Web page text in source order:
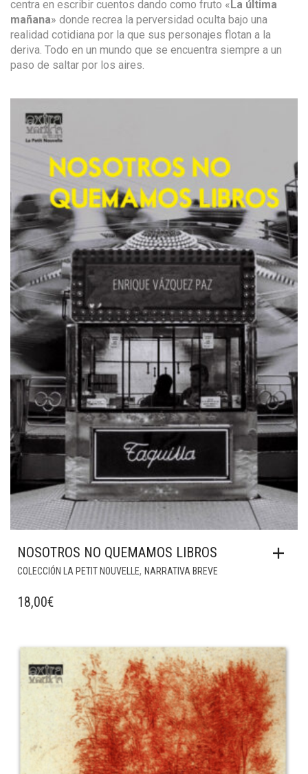
centra en escribir cuentos dando como fruto «La última
mañana» donde recrea la perversidad oculta bajo una
realidad cotidiana por la que sus personajes flotan a la
deriva. Todo en un mundo que se encuentra siempre a un
paso de saltar por los aires.
NOSOTROS NO QUEMAMOS LIBROS
COLECCIÓN LA PETIT NOUVELLE, NARRATIVA BREVE
18,00€